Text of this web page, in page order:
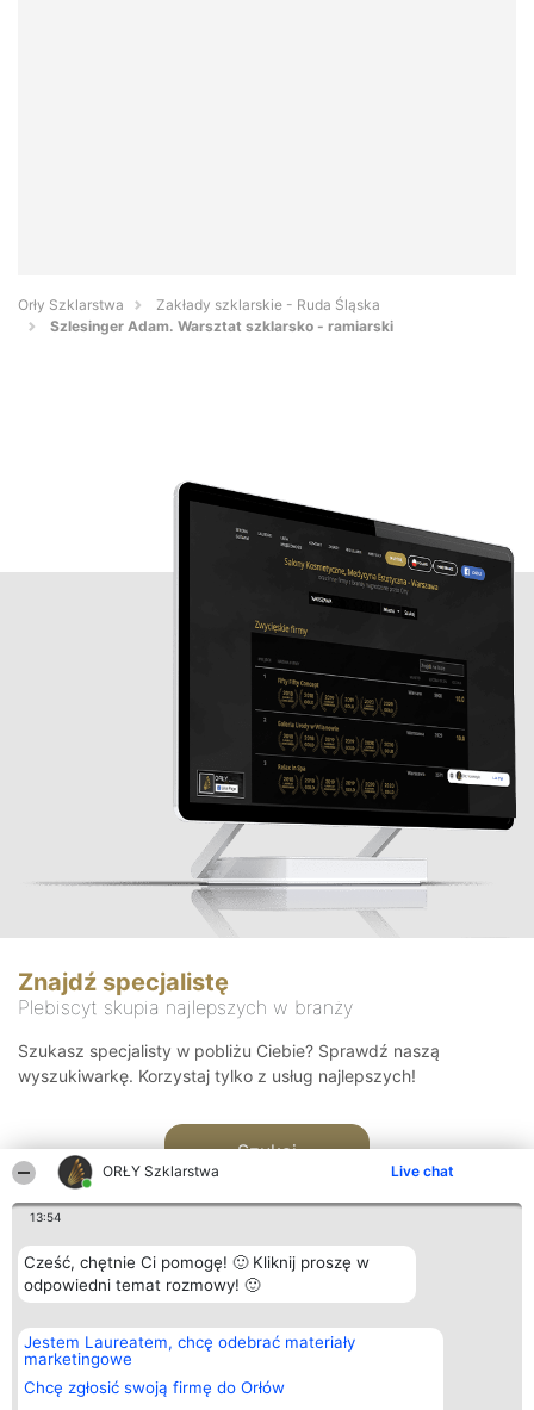
ORŁY Szklarstwa Live chat
13:54
Cześć, chętnie Ci pomogę! 🙂 Kliknij proszę w
odpowiedni temat rozmowy! 🙂
Jestem Laureatem, chcę odebrać materiały
marketingowe
Chcę zgłosić swoją firmę do Orłów
Orły Szklarstwa
Zakłady szklarskie - Ruda Śląska
Szlesinger Adam. Warsztat szklarsko - ramiarski
Znajdź specjalistę
Plebiscyt skupia najlepszych w branży
Szukasz specjalisty w pobliżu Ciebie? Sprawdź naszą
wyszukiwarkę. Korzystaj tylko z usług najlepszych!
Szukaj
Organizator plebiscytu
Bright Side Solutions sp. z o.
o. sp. k.
ul. Ruska 22
Wrocław 50-079
Plebiscyt
Laureaci
wszystkich
Laureatów
Kontakt
Kontakt